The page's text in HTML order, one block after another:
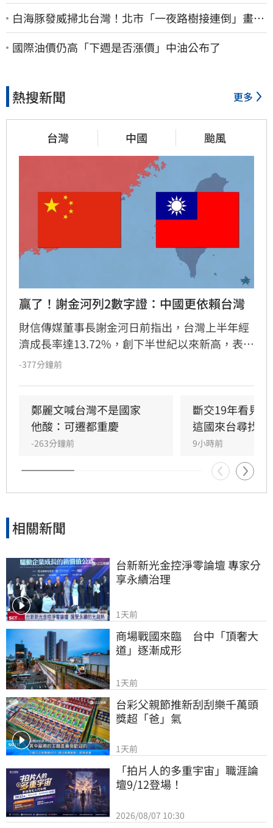
白海豚發威掃北台灣！北市「一夜路樹接連倒」畫面
曝 15米巨樹躺路中央
國際油價仍高「下週是否漲價」中油公布了
熱搜新聞 更多
台灣 中國 颱風
贏了！謝金河列2數字證：中國更依賴台灣
財信傳媒董事長謝金河日前指出，台灣上半年經
濟成長率達13.72%，創下半世紀以來新高，表現
遠優於中國與南韓。謝金河強調，數據顯示台灣
出口占比已升至32%，對中港出口則大幅下降，
顯示台灣產業積極佈局美國與新南向市場。面對
南韓貿易逆差與地緣政治挑戰，謝金河認為政府
應善用產業籌碼，持續優化出口佈局，並反駁長
期唱衰台灣經濟的言論，證實台灣在全球供應鏈
中仍佔據關鍵且不可替代的地位。
-377分鐘前
鄭麗文喊台灣不是國家
他酸：可遷都重慶
-263分鐘前
斷交19年看見
這國來台尋找商
9小時前
相關新聞
台新新光金控淨零論壇 專家分
享永續治理
1天前
商場戰國來臨　台中「頂奢大
道」逐漸成形
1天前
台彩父親節推新刮刮樂千萬頭
獎超「爸」氣
1天前
「拍片人的多重宇宙」職涯論
壇9/12登場！
2026/08/07 10:30